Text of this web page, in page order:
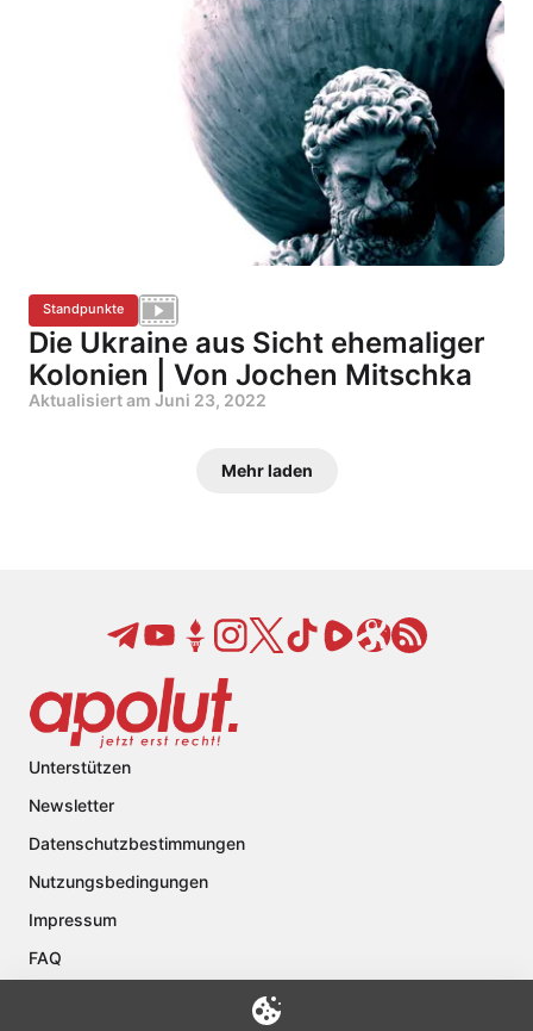
Standpunkte
Die Ukraine aus Sicht ehemaliger
Kolonien | Von Jochen Mitschka
Aktualisiert am Juni 23, 2022
Mehr laden
Unterstützen
Newsletter
Datenschutzbestimmungen
Nutzungsbedingungen
Impressum
FAQ